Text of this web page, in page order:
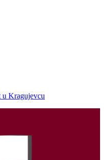
u Kragujevcu